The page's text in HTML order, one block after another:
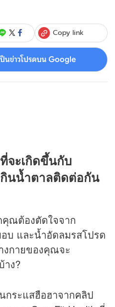
Copy link
นข่าวโปรดบน Google
จะเกิดขึ้นกับ
นน้ำตาลติดต่อกัน
คุณต้องตัดใจจาก
บ และน้ำอัดลมรสโปรด
งกายของคุณจะ
าง?
กระแสฮือฮาจากคลิป